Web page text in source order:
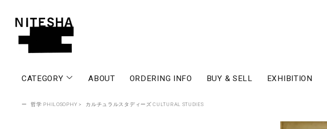
CATEGORY ABOUT ORDERING INFO BUY & SELL EXHIBITION
ー 哲学 PHILOSOPHY > カルチュラルスタディーズ CULTURAL STUDIES